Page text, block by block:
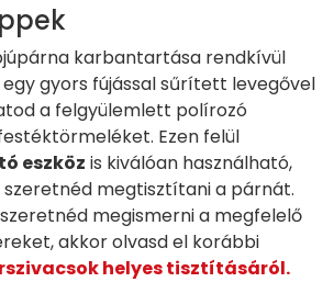
karbantartása rendkívül
egy gyors fújással sűrített levegővel
a felgyülemlett polírozó
Ezen felül
eszköz is kiválóan használható,
megtisztítani a párnát.
megismerni a megfelelő
akkor olvasd el korábbi
helyes tisztításáról.